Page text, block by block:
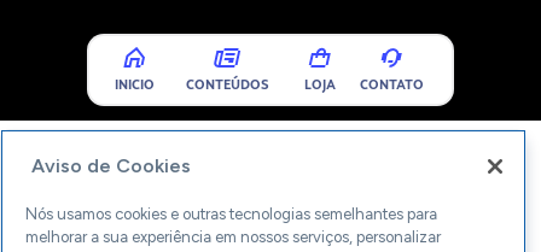
INICIO CONTEÚDOS LOJA CONTATO
Aviso de Cookies
Nós usamos cookies e outras tecnologias semelhantes para
melhorar a sua experiência em nossos serviços, personalizar